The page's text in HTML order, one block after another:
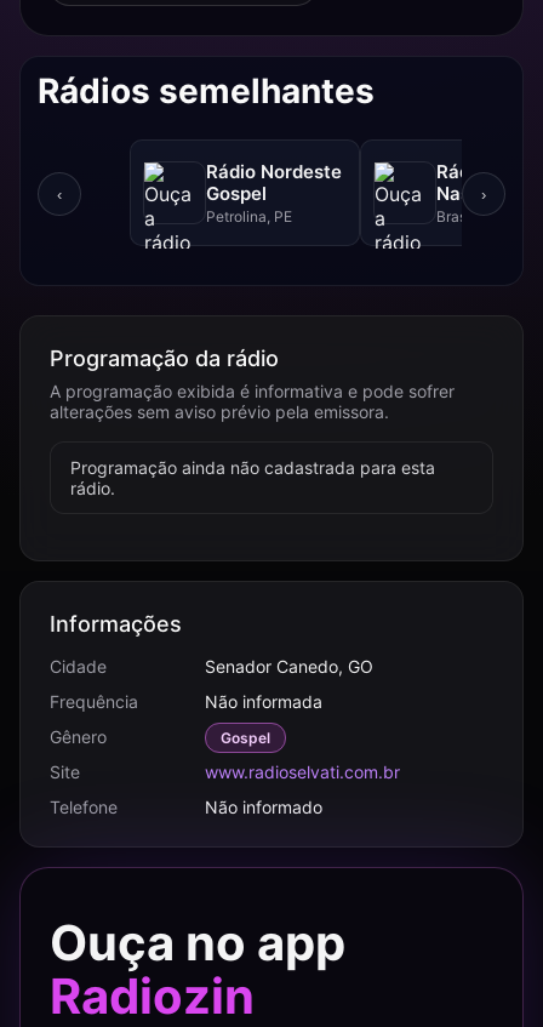
Rádios semelhantes
‹
Rádio Nordeste
Gospel
Petrolina, PE
Rádio Sol
Nascente
Brasília, DF
›
Programação da rádio
A programação exibida é informativa e pode sofrer
alterações sem aviso prévio pela emissora.
Programação ainda não cadastrada para esta
rádio.
Informações
Cidade
Senador Canedo, GO
Frequência
Não informada
Gênero
Gospel
Site
www.radioselvati.com.br
Telefone
Não informado
Ouça no app
Radiozin